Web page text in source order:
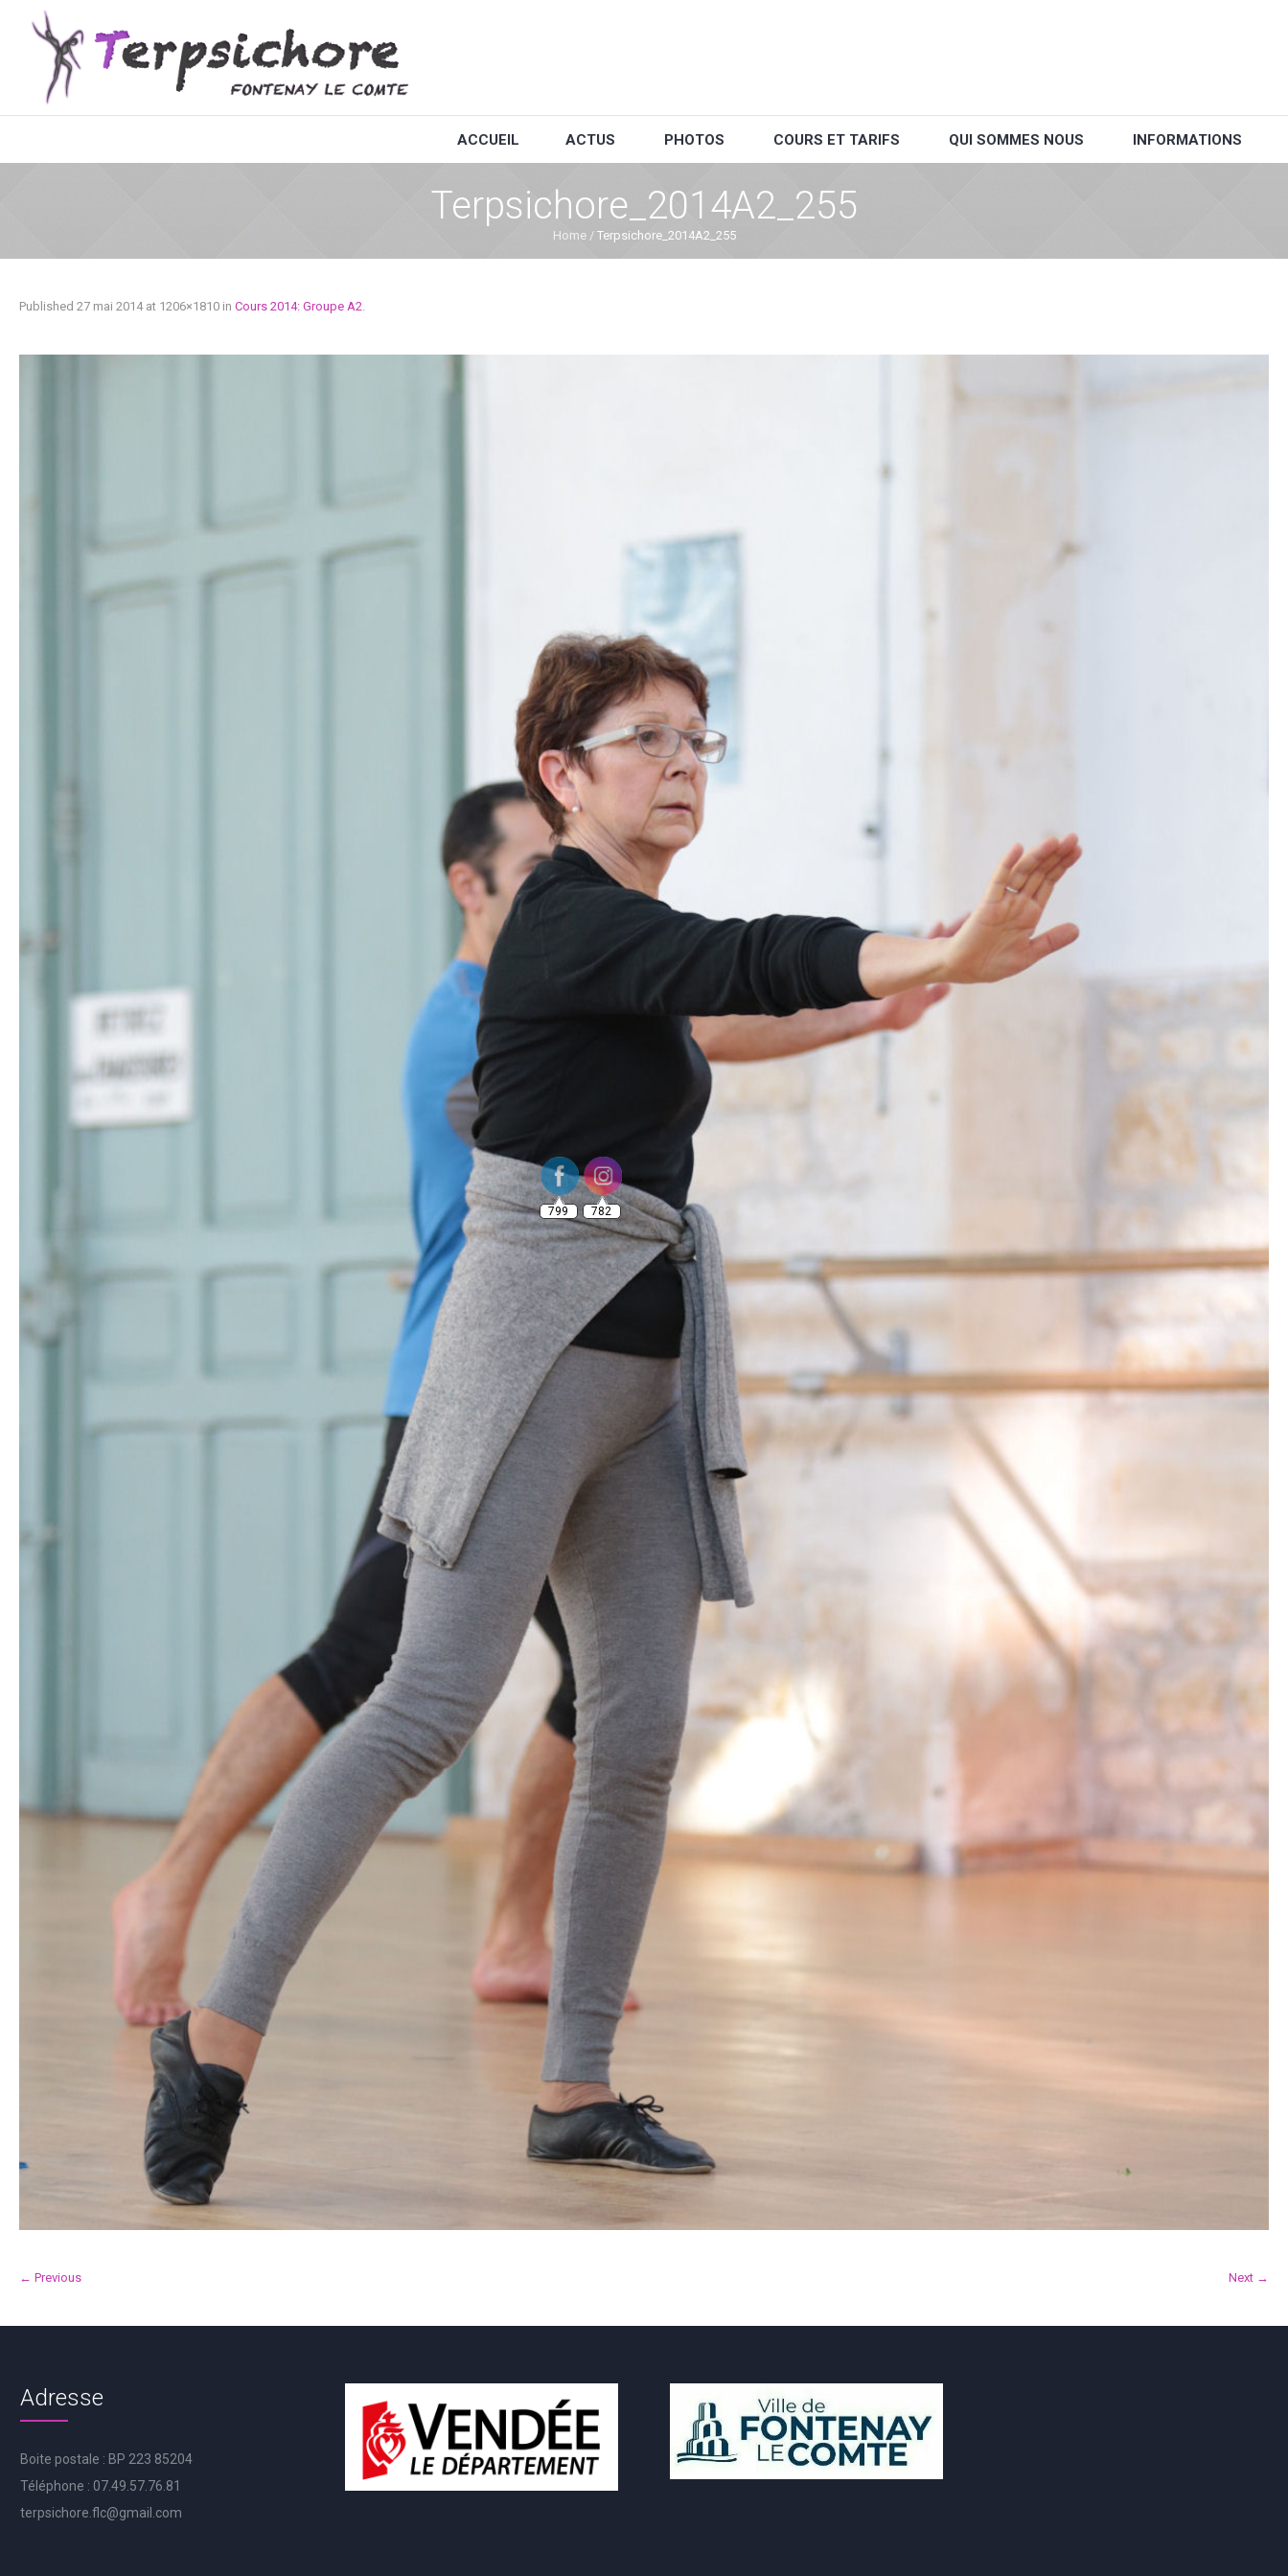
ACCUEIL ACTUS PHOTOS COURS ET TARIFS QUI SOMMES NOUS INFORMATIONS
Terpsichore_2014A2_255
Home / Terpsichore_2014A2_255
Published 27 mai 2014at 1206×1810 in Cours 2014: Groupe A2.
← Previous Next →
Adresse
Boite postale : BP 223 85204
Téléphone : 07.49.57.76.81
terpsichore.flc@gmail.com